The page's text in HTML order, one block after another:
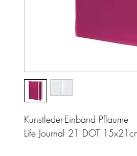
Kunstleder-Einband Pflaume
Life Journal 21 DOT